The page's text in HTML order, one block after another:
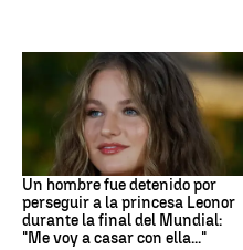
Mundial 2026
Un hombre fue detenido por
perseguir a la princesa Leonor
durante la final del Mundial:
"Me voy a casar con ella..."